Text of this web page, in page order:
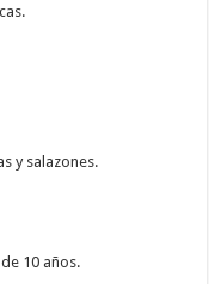
y salazones.
10 años.